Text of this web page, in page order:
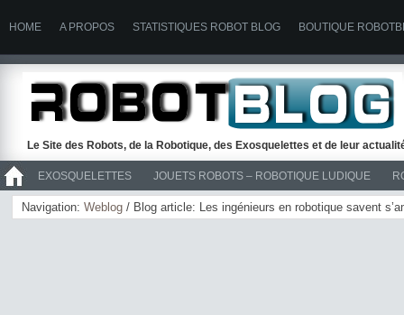
HOME A PROPOS STATISTIQUES ROBOT BLOG BOUTIQUE
Le Site des Robots, de la Robotique, des Exosquelettes et de leur
EXOSQUELETTES JOUETS ROBOTS – ROBOTIQUE LUDIQUE
>> ROBOTS
Navigation: Weblog / Blog article: Les ingénieurs en robotique savent